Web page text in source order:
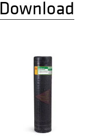
Download